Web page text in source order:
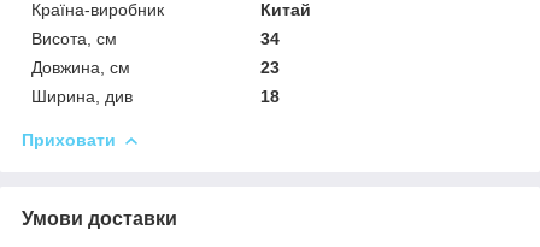
Країна-виробник
Китай
Висота, см
34
Довжина, см
23
Ширина, див
18
Приховати
Умови доставки